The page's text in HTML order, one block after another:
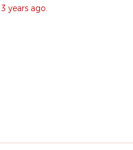
years ago.